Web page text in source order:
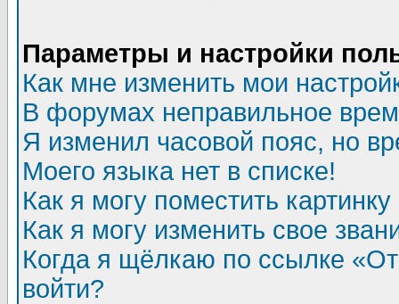
Параметры и настройки
Как мне изменить мои
В форумах неправильное
Я изменил часовой пояс, но
Моего языка нет в списке!
Как я могу поместить
Как я могу изменить свое
Когда я щёлкаю по ссылке
войти?